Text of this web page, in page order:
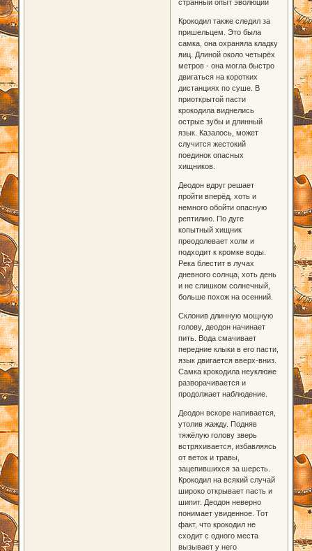
странный опыт эволюции
Крокодил также следил за
пришельцем. Это была
самка, она охраняла кладку
яиц. Длиной около четырёх
метров - она могла быстро
двигаться на коротких
дистанциях по суше. В
приоткрытой пасти
крокодила виднелись
острые зубы и длинный
язык. Казалось, может
случится жестокий
поединок опасных
хищников.
Деодон вдруг решает
пройти вперёд, хоть и
немного обойти опасную
рептилию. По дуге
копытный хищник
преодолевает холм и
подходит к кромке воды.
Река блестит в лучах
дневного солнца, хоть день
и не слишком солнечный,
больше похож на осенний.
Склонив длинную мощную
голову, деодон начинает
пить. Вода смачивает
передние клыки в его пасти,
язык двигается вверх-вниз.
Самка крокодила неуклюже
разворачивается и
продолжает наблюдение.
Деодон вскоре напивается,
утолив жажду. Подняв
тяжёлую голову зверь
встряхивается, избавляясь
от веток и травы,
зацепившихся за шерсть.
Крокодил на всякий случай
широко открывает пасть и
шипит. Деодон неверно
понимает увиденное. Тот
факт, что крокодил не
сходит с одного места
вызывает у него